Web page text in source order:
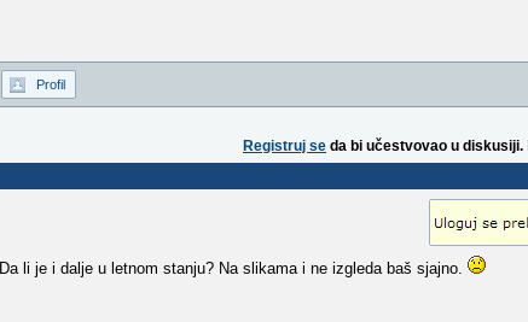
Profil
Registruj se da bi učestvovao u diskusiji.
Da li je i dalje u letnom stanju? Na slikama i ne izgleda baš sjajno.